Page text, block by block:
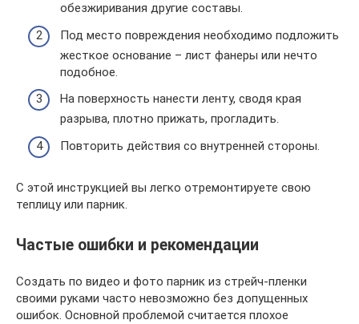
обезжиривания другие составы.
Под место повреждения необходимо подложить
жесткое основание – лист фанеры или нечто
подобное.
На поверхность нанести ленту, сводя края
разрыва, плотно прижать, прогладить.
Повторить действия со внутренней стороны.
С этой инструкцией вы легко отремонтируете свою
теплицу или парник.
Частые ошибки и рекомендации
Создать по видео и фото парник из стрейч-пленки
своими руками часто невозможно без допущенных
ошибок. Основной проблемой считается плохое